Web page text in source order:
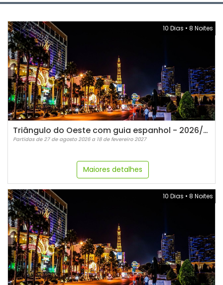
10 Dias • 8 Noites
Triângulo do Oeste com guia espanhol - 2026/2027
Partidas de 27 de agosto 2026 a 18 de fevereiro 2027
Maiores detalhes
10 Dias • 8 Noites